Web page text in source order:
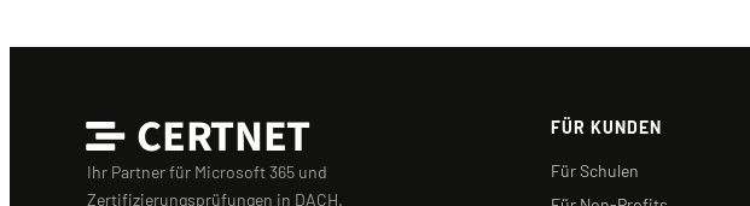
CERTNET
Ihr Partner für Microsoft 365 und
Zertifizierungsprüfungen in DACH.
FÜR KUNDEN
Für Schulen